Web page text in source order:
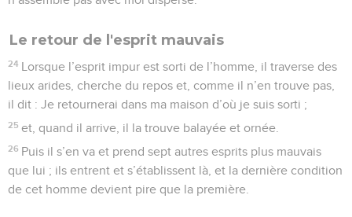
Le retour de l'esprit mauvais
24 Lorsque l’esprit impur est sorti de l’homme, il traverse des
lieux arides, cherche du repos et, comme il n’en trouve pas,
il dit : Je retournerai dans ma maison d’où je suis sorti ;
25 et, quand il arrive, il la trouve balayée et ornée.
26 Puis il s’en va et prend sept autres esprits plus mauvais
que lui ; ils entrent et s’établissent là, et la dernière condition
de cet homme devient pire que la première.